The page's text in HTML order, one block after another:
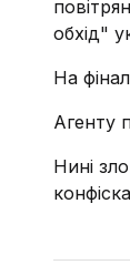
обхід"
На
Агенту
Нині